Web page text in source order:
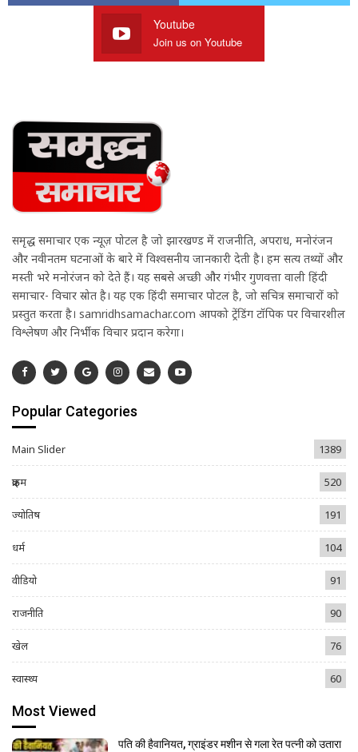
Youtube
Join us on Youtube
समृद्ध समाचार एक न्यूज़ पोर्टल है जो झारखण्ड में राजनीति, अपराध, मनोरंजन
और नवीनतम घटनाओं के बारे में विश्वसनीय जानकारी देती है। हम सत्य तथ्यों और
मस्ती भरे मनोरंजन को देते हैं। यह सबसे अच्छी और गंभीर गुणवत्ता वाली हिंदी
समाचार- विचार स्रोत है। यह एक हिंदी समाचार पोर्टल है, जो सचित्र समाचारों को
प्रस्तुत करता है। samridhsamachar.com आपको ट्रेंडिंग टॉपिक पर विचारशील
विश्लेषण और निर्भीक विचार प्रदान करेगा।
Popular Categories
Main Slider 1389
क्राइम 520
ज्योतिष 191
धर्म 104
वीडियो 91
राजनीति 90
खेल 76
स्वास्थ्य 60
Most Viewed
पति की हैवानियत, ग्राइंडर मशीन से गला रेत पत्नी को उतारा